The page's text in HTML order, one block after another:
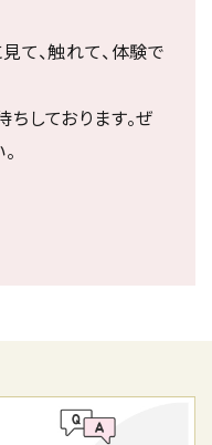
て、触れて、体験で
しております。ぜ